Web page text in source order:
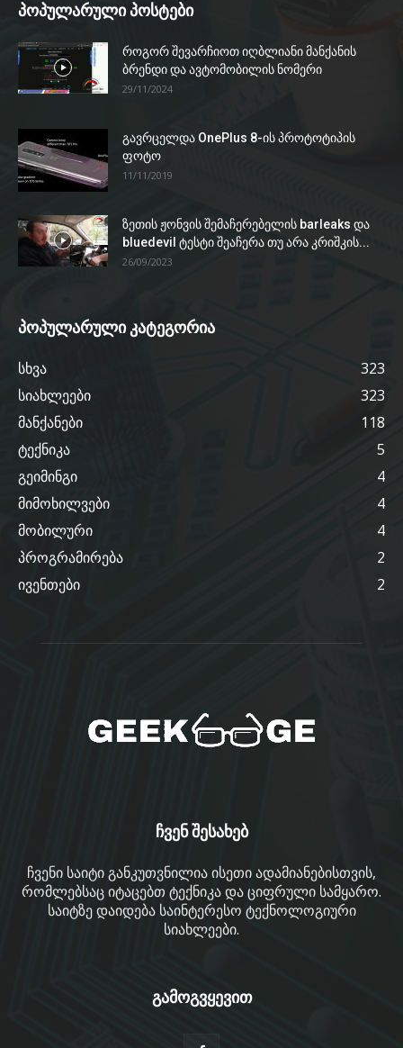
პოპულარული პოსტები
როგორ შევარჩიოთ იღბლიანი მანქანის
ბრენდი და ავტომობილის ნომერი
29/11/2024
გავრცელდა OnePlus 8-ის პროტოტიპის
ფოტო
11/11/2019
ზეთის ჟონვის შემაჩერებელის barleaks და
bluedevil ტესტი შეაჩერა თუ არა კრიშკის...
26/09/2023
პოპულარული კატეგორია
სხვა
323
სიახლეები
323
მანქანები
118
ტექნიკა
5
გეიმინგი
4
მიმოხილვები
4
მობილური
4
პროგრამირება
2
ივენთები
2
ჩვენ შესახებ
ჩვენი საიტი განკუთვნილია ისეთი ადამიანებისთვის,
რომლებსაც იტაცებთ ტექნიკა და ციფრული სამყარო.
საიტზე დაიდება საინტერესო ტექნოლოგიური
სიახლეები.
გამოგვყევით